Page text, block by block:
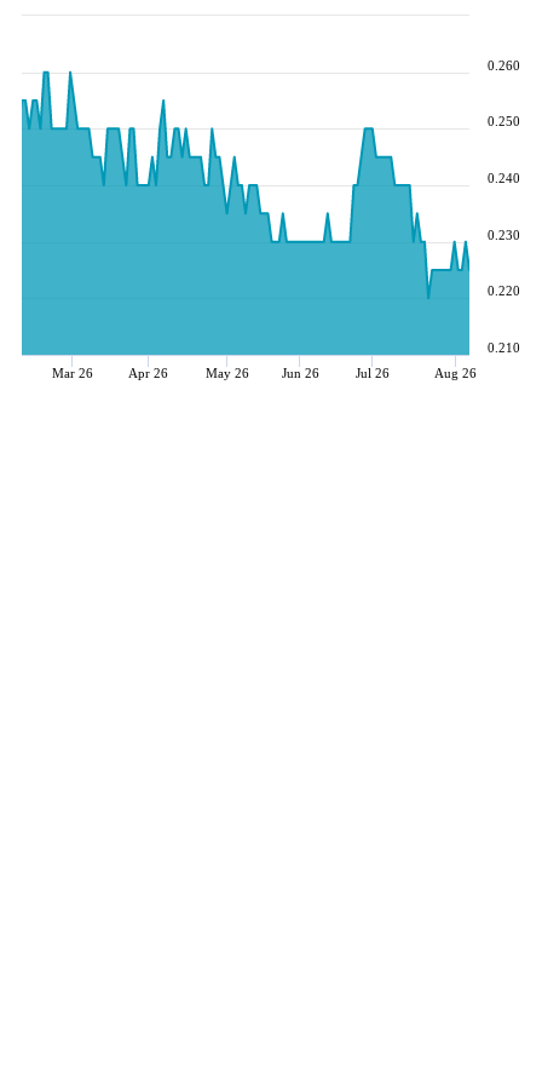
Mar 26 Apr 26 May 26 Jun 26 Jul 26 Aug 26
0.210
0.220
0.230
0.240
0.250
0.260